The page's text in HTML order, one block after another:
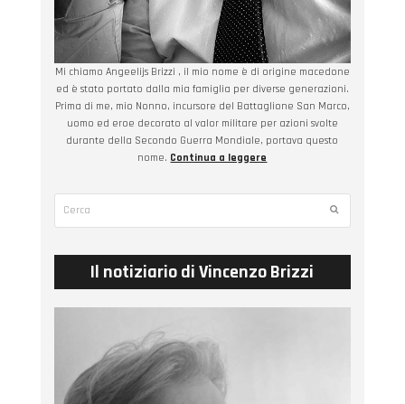
Mi chiamo Angeelijs Brizzi , il mio nome è di origine macedone
ed è stato portato dalla mia famiglia per diverse generazioni.
Prima di me, mio Nonno, incursore del Battaglione San Marco,
uomo ed eroe decorato al valor militare per azioni svolte
durante della Secondo Guerra Mondiale, portava questo
nome. Continua a leggere
Submit
Il notiziario di Vincenzo Brizzi